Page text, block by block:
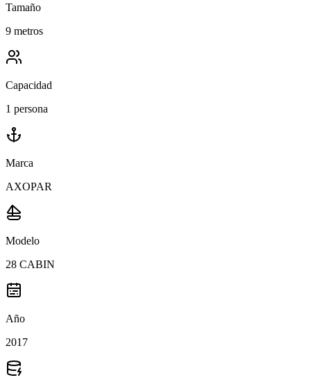
Tamaño
9 metros
Capacidad
1 persona
Marca
AXOPAR
Modelo
28 CABIN
Año
2017